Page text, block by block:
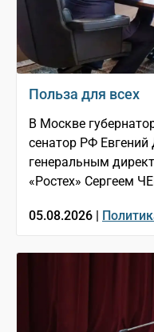
Польза для всех
В Москве
сенатор РФ
генеральным
«Ростех» Сергеем
05.08.2026 |